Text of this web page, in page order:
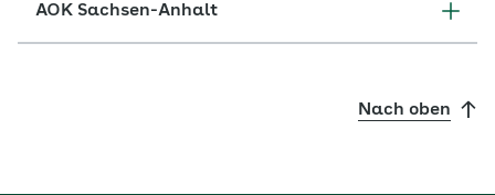
AOK Sachsen-Anhalt
Nach oben